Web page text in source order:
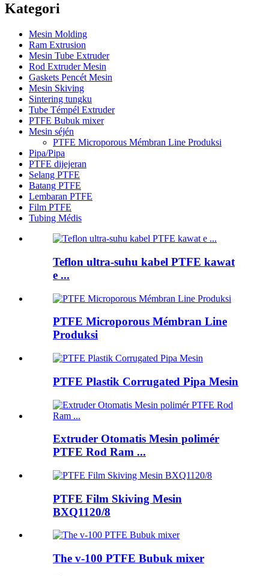
Kategori
Mesin Molding
Ram Extrusion
Mesin Tube Extruder
Rod Extruder Mesin
Gaskets Pencét Mesin
Mesin Skiving
Sintering tungku
Tube Témpél Extruder
PTFE Bubuk mixer
Mesin séjén
PTFE Microporous Mémbran Line Produksi
Pipa/Pipa
PTFE dijejeran
Selang PTFE
Batang PTFE
Lembaran PTFE
Film PTFE
Tubing Médis
Teflon ultra-suhu kabel PTFE kawat
e ...
PTFE Microporous Mémbran Line
Produksi
PTFE Plastik Corrugated Pipa Mesin
Extruder Otomatis Mesin polimér
PTFE Rod Ram ...
PTFE Film Skiving Mesin
BXQ1120/8
The v-100 PTFE Bubuk mixer